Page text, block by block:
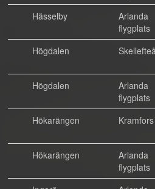
Hässelby
Arlanda
flygplats
Högdalen
Högdalen
Arlanda
flygplats
Hökarängen
Kramfors
Hökarängen
Arlanda
flygplats